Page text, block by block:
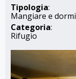
Tipologia:
Mangiare e
Categoria:
Rifugio